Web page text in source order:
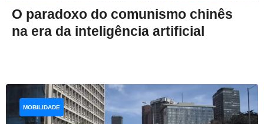
O paradoxo do comunismo chinês
na era da inteligência artificial
MOBILIDADE